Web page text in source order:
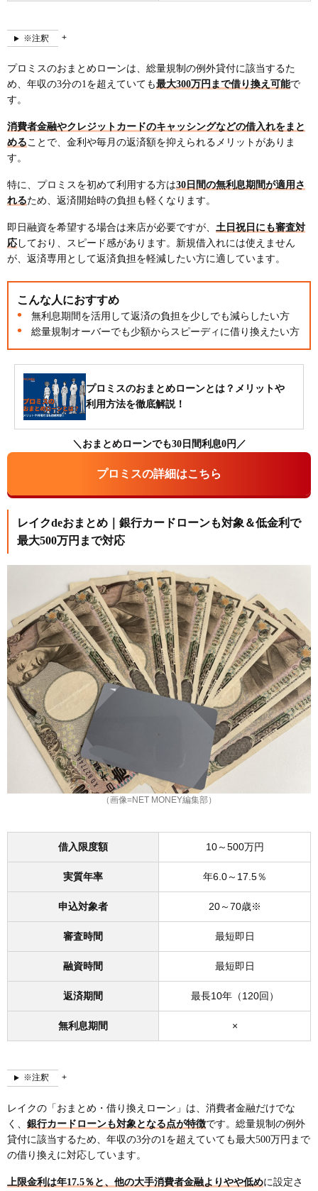
※注釈
プロミスのおまとめローンは、総量規制の例外貸付に該当するた
め、年収の3分の1を超えていても最大300万円まで借り換え可能で
す。
消費者金融やクレジットカードのキャッシングなどの借入れをまと
めることで、金利や毎月の返済額を抑えられるメリットがありま
す。
特に、プロミスを初めて利用する方は30日間の無利息期間が適用さ
れるため、返済開始時の負担も軽くなります。
即日融資を希望する場合は来店が必要ですが、 土日祝日にも審査対
応 しており、スピード感があります。新規借入れには使えません
が、返済専用として返済負担を軽減したい方に適しています。
こんな人におすすめ
無利息期間を活用して返済の負担を少しでも減らしたい方
総量規制オーバーでも少額からスピーディに借り換えたい方
プロミスのおまとめローンとは？メリットや
利用方法を徹底解説！
＼おまとめローンでも30日間利息0円／
プロミスの詳細はこちら
レイクdeおまとめ｜銀行カードローンも対象＆低金利で
最大500万円まで対応
（画像=NET MONEY編集部）
借入限度額 10～500万円
実質年率 年6.0～17.5％
申込対象者 20～70歳※
審査時間 最短即日
融資時間 最短即日
返済期間 最長10年（120回）
無利息期間 ×
※注釈
レイクの「おまとめ・借り換えローン」は、消費者金融だけでな
く、 銀行カードローンも対象となる点が特徴です。総量規制の例外
貸付に該当するため、年収の3分の1を超えていても最大500万円まで
の借り換えに対応しています。
上限金利は年17.5％と、他の大手消費者金融よりやや低めに設定さ